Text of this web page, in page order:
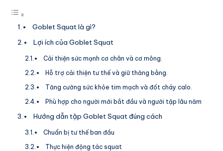
Goblet Squat là gì?
Lợi ích của Goblet Squat
Cải thiện sức mạnh cơ chân và cơ mông.
Hỗ trợ cải thiện tư thế và giữ thăng bằng.
Tăng cường sức khỏe tim mạch và đốt cháy calo.
Phù hợp cho người mới bắt đầu và người tập lâu năm
Hướng dẫn tập Goblet Squat đúng cách
Chuẩn bị tư thế ban đầu
Thực hiện động tác squat